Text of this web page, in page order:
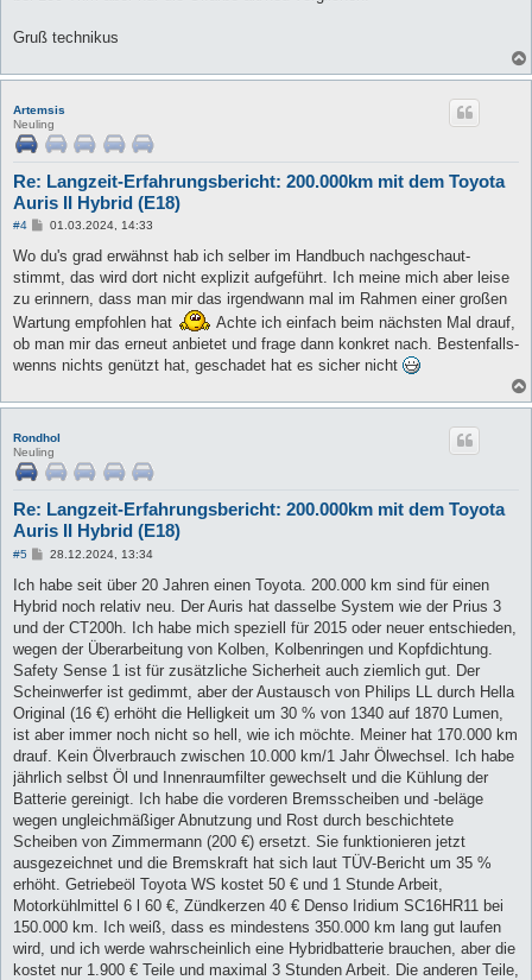
Gruß technikus
Artemsis
Neuling
Re: Langzeit-Erfahrungsbericht: 200.000km mit dem Toyota
Auris II Hybrid (E18)
#4
B
i
r
a
01.03.2024, 14:33
Wo du's grad erwähnst hab ich selber im Handbuch nachgeschaut-
stimmt, das wird dort nicht explizit aufgeführt. Ich meine mich aber leise
zu erinnern, dass man mir das irgendwann mal im Rahmen einer großen
Wartung empfohlen hat
Achte ich einfach beim nächsten Mal drauf,
ob man mir das erneut anbietet und frage dann konkret nach. Bestenfalls-
wenns nichts genützt hat, geschadet hat es sicher nicht
Rondhol
Neuling
Re: Langzeit-Erfahrungsbericht: 200.000km mit dem Toyota
Auris II Hybrid (E18)
#5
B
i
r
a
28.12.2024, 13:34
Ich habe seit über 20 Jahren einen Toyota. 200.000 km sind für einen
Hybrid noch relativ neu. Der Auris hat dasselbe System wie der Prius 3
und der CT200h. Ich habe mich speziell für 2015 oder neuer entschieden,
wegen der Überarbeitung von Kolben, Kolbenringen und Kopfdichtung.
Safety Sense 1 ist für zusätzliche Sicherheit auch ziemlich gut. Der
Scheinwerfer ist gedimmt, aber der Austausch von Philips LL durch Hella
Original (16 €) erhöht die Helligkeit um 30 % von 1340 auf 1870 Lumen,
ist aber immer noch nicht so hell, wie ich möchte. Meiner hat 170.000 km
drauf. Kein Ölverbrauch zwischen 10.000 km/1 Jahr Ölwechsel. Ich habe
jährlich selbst Öl und Innenraumfilter gewechselt und die Kühlung der
Batterie gereinigt. Ich habe die vorderen Bremsscheiben und -beläge
wegen ungleichmäßiger Abnutzung und Rost durch beschichtete
Scheiben von Zimmermann (200 €) ersetzt. Sie funktionieren jetzt
ausgezeichnet und die Bremskraft hat sich laut TÜV-Bericht um 35 %
erhöht. Getriebeöl Toyota WS kostet 50 € und 1 Stunde Arbeit,
Motorkühlmittel 6 l 60 €, Zündkerzen 40 € Denso Iridium SC16HR11 bei
150.000 km. Ich weiß, dass es mindestens 350.000 km lang gut laufen
wird, und ich werde wahrscheinlich eine Hybridbatterie brauchen, aber die
kostet nur 1.900 € Teile und maximal 3 Stunden Arbeit. Die anderen Teile,